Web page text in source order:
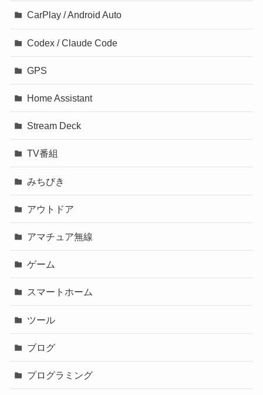
CarPlay / Android Auto
Codex / Claude Code
GPS
Home Assistant
Stream Deck
TV番組
みちびき
アウトドア
アマチュア無線
ゲーム
スマートホーム
ツール
ブログ
プログラミング